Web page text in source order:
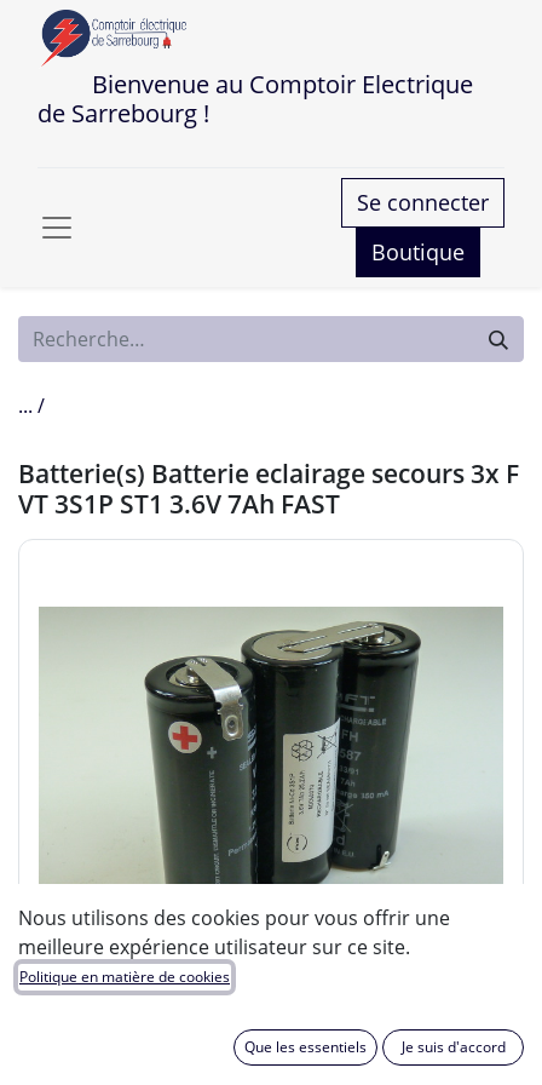
Bienvenue au Comptoir Electrique
de Sarrebourg !
Se connecter
Boutique
... /
Batterie(s) Batterie eclairage secours 3x F
VT 3S1P ST1 3.6V 7Ah FAST
Nous utilisons des cookies pour vous offrir une
meilleure expérience utilisateur sur ce site.
Politique en matière de cookies
Que les essentiels Je suis d'accord